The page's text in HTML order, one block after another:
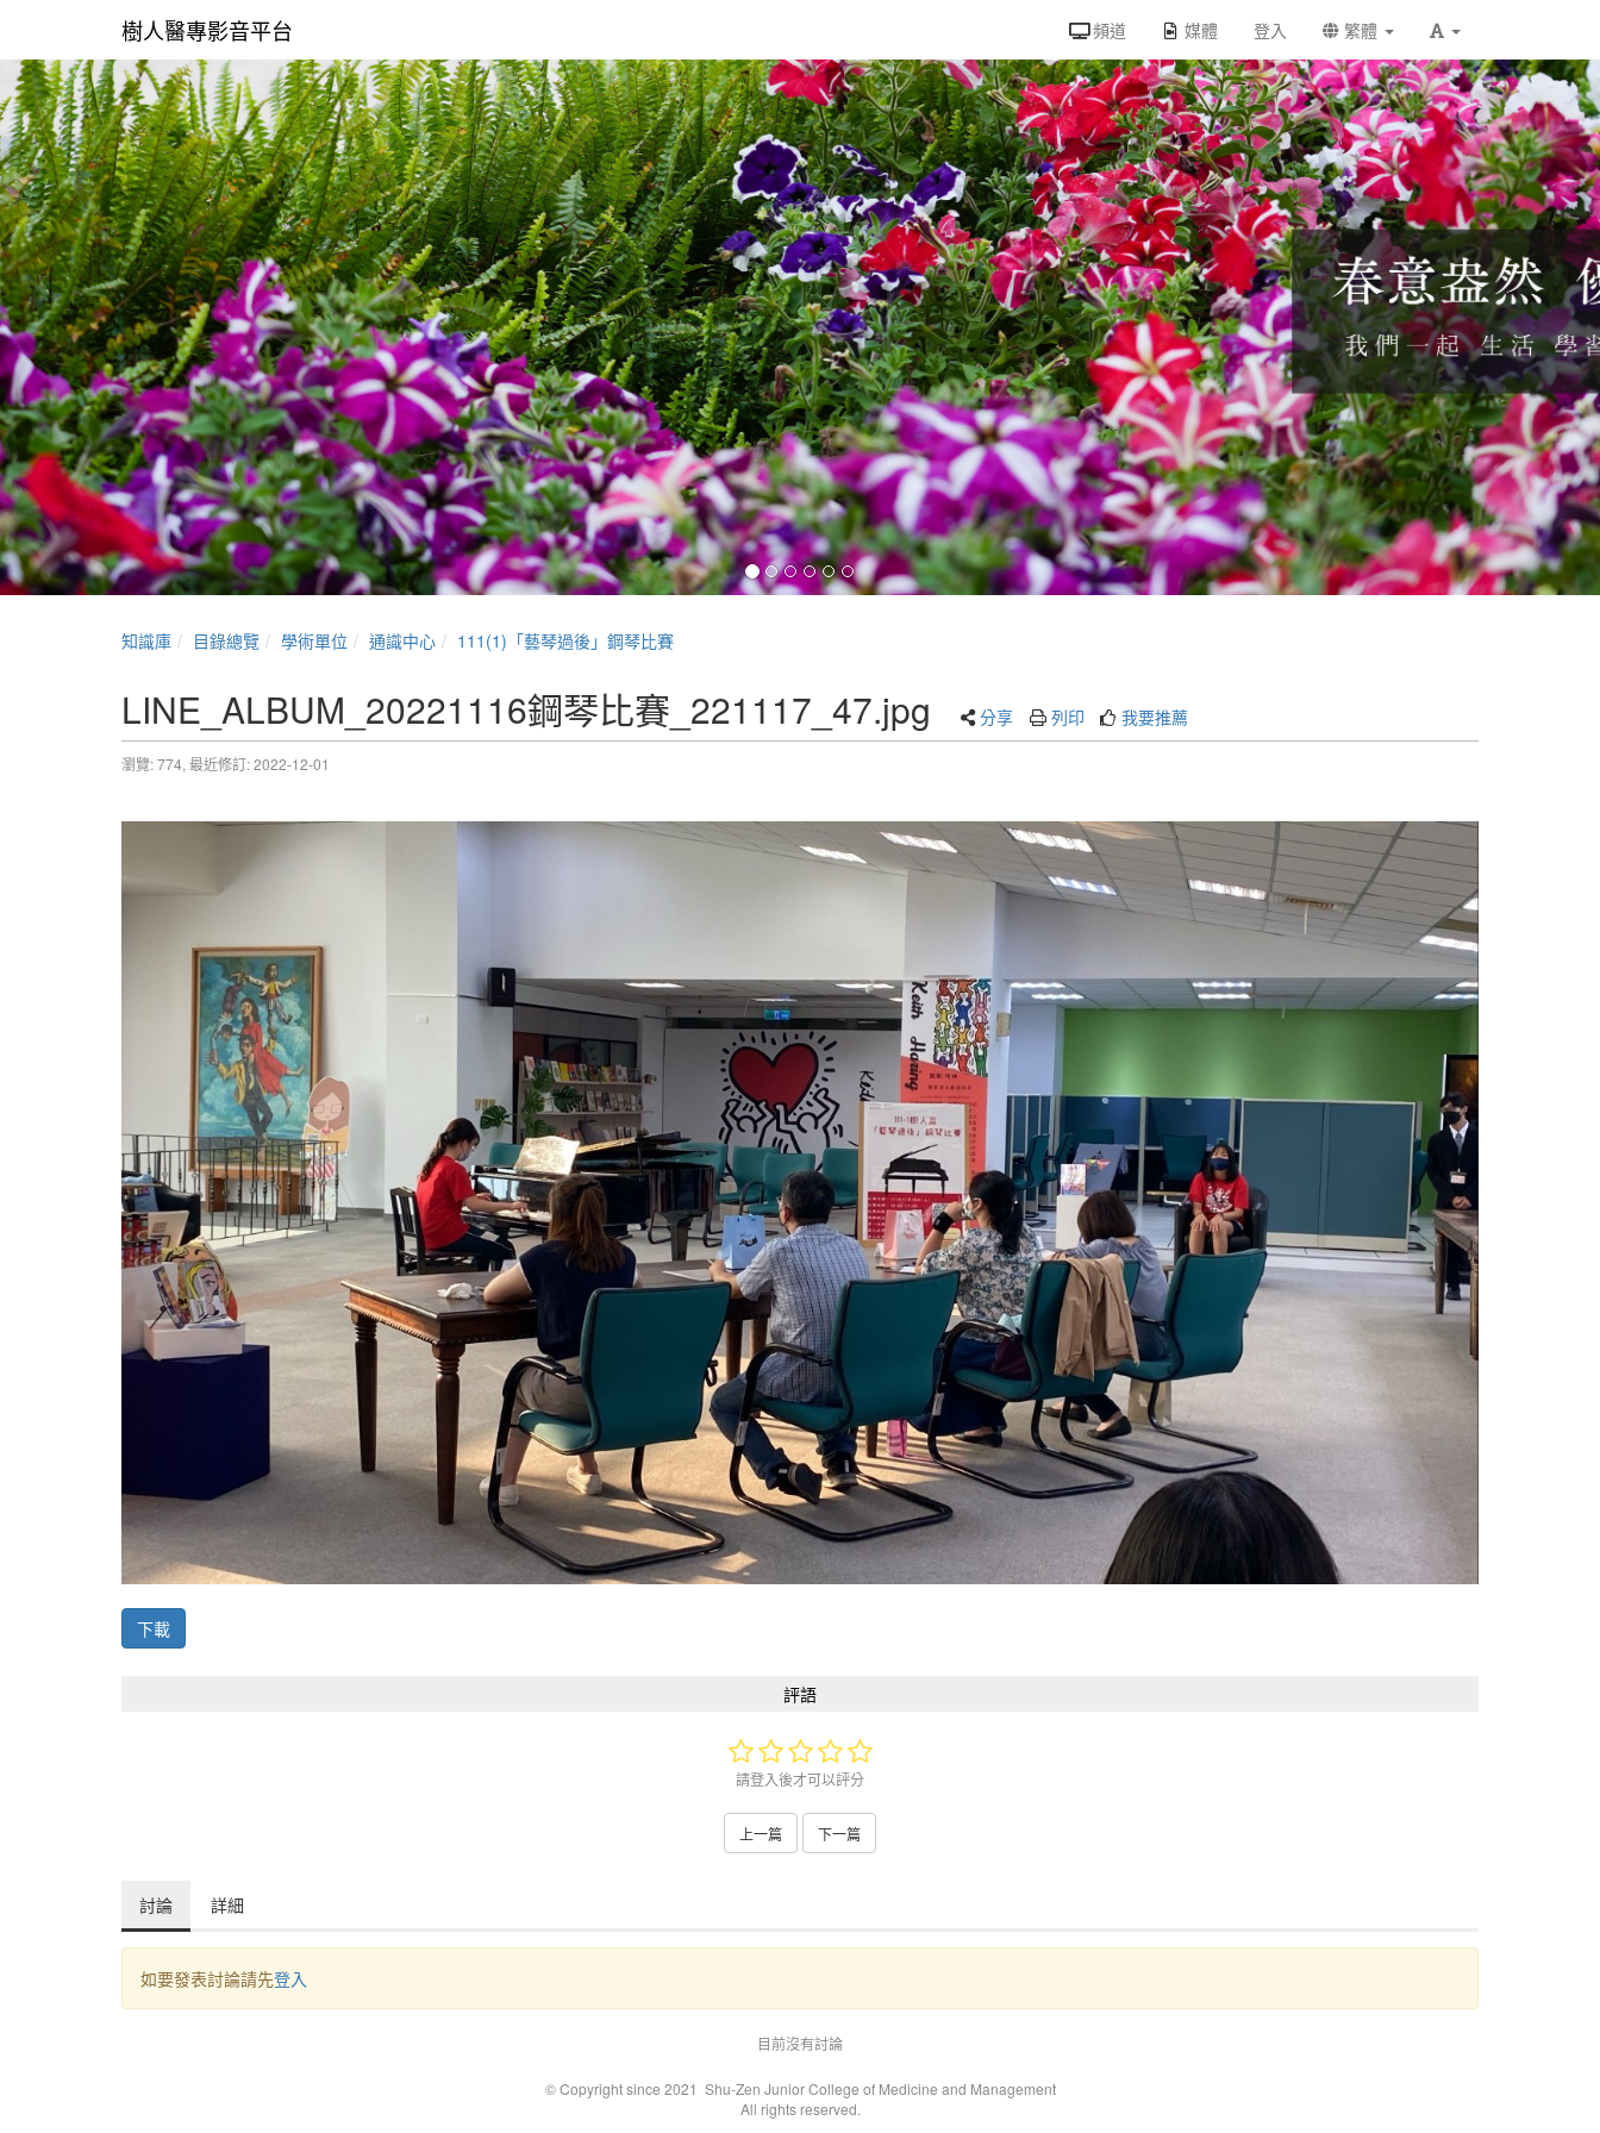
樹人醫專影音平台 頻道 媒體 登入 繁體
知識庫 目錄總覽 學術單位 通識中心 111(1)「藝琴過後」鋼琴比賽
LINE_ALBUM_20221116鋼琴比賽_221117_47.jpg 分享 列印 我要推薦
瀏覽: 774, 最近修訂: 2022-12-01
下載
評語
請登入後才可以評分
上一篇 下一篇
討論 詳細
如要發表討論請先登入
目前沒有討論
© Copyright since 2021 Shu-Zen Junior College of Medicine and Management
All rights reserved.